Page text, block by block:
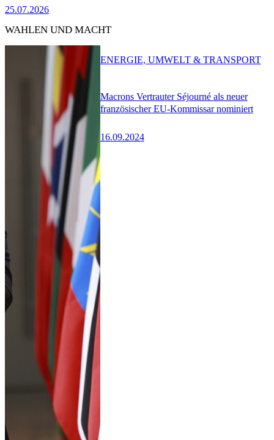
25.07.2026
WAHLEN UND MACHT
Macrons Vertrauter Séjourné als neuer
französischer EU-Kommissar nominiert
16.09.2024
ENERGIE, UMWELT & TRANSPORT